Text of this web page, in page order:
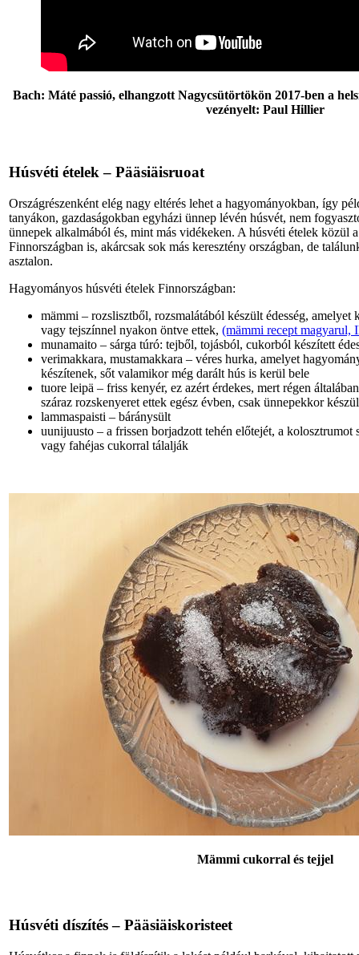
Bach: Máté passió, elhangzott Nagycsütörtökön 2017-ben a
vezényelt: Paul Hillier
Húsvéti ételek – Pääsiäisruoat
Országrészenként elég nagy eltérés lehet a hagyományokban, így
tanyákon, gazdaságokban egyházi ünnep lévén húsvét, nem
ünnepek alkalmából és, mint más vidékeken. A húsvéti ételek közül
Finnországban is, akárcsak sok más keresztény országban, de
asztalon.
Hagyományos húsvéti ételek Finnországban:
mämmi – rozslisztből, rozsmalátából készült édesség, amelyet
vagy tejszínnel nyakon öntve ettek, (mämmi recept
munamaito – sárga túró: tejből, tojásból, cukorból készített
verimakkara, mustamakkara – véres hurka, amelyet
készítenek, sőt valamikor még darált hús is kerül bele
tuore leipä – friss kenyér, ez azért érdekes, mert régen
száraz rozskenyeret ettek egész évben, csak ünnepekkor
lammaspaisti – báránysült
uunijuusto – a frissen borjadzott tehén előtejét, a kolosztrumot
vagy fahéjas cukorral tálalják
Mämmi cukorral és tejjel
Húsvéti díszítés – Pääsiäiskoristeet